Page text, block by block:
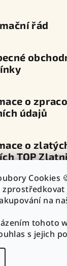
Cookies
na
tohoto
s jejich
řád
o
údajů
o
TOP
- vzory